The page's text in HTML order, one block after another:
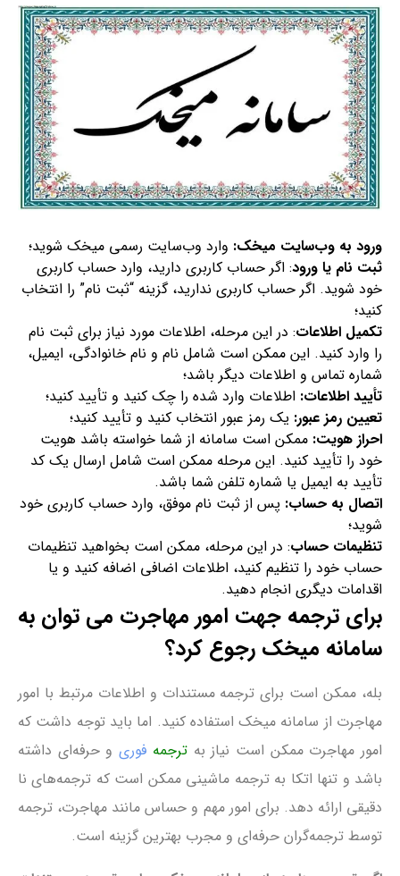
ورود به وب‌سایت میخک: وارد وب‌سایت رسمی میخک شوید؛
ثبت نام یا ورود: اگر حساب کاربری دارید، وارد حساب کاربری
خود شوید. اگر حساب کاربری ندارید، گزینه “ثبت نام” را انتخاب
کنید؛
تکمیل اطلاعات: در این مرحله، اطلاعات مورد نیاز برای ثبت نام
را وارد کنید. این ممکن است شامل نام و نام خانوادگی، ایمیل،
شماره تماس و اطلاعات دیگر باشد؛
تأیید اطلاعات: اطلاعات وارد شده را چک کنید و تأیید کنید؛
تعیین رمز عبور: یک رمز عبور انتخاب کنید و تأیید کنید؛
احراز هویت: ممکن است سامانه از شما خواسته باشد هویت
خود را تأیید کنید. این مرحله ممکن است شامل ارسال یک کد
تأیید به ایمیل یا شماره تلفن شما باشد.
اتصال به حساب: پس از ثبت نام موفق، وارد حساب کاربری خود
شوید؛
تنظیمات حساب: در این مرحله، ممکن است بخواهید تنظیمات
حساب خود را تنظیم کنید، اطلاعات اضافی اضافه کنید و یا
اقدامات دیگری انجام دهید.
برای ترجمه جهت امور مهاجرت می توان به
سامانه میخک رجوع کرد؟
بله، ممکن است برای ترجمه مستندات و اطلاعات مرتبط با امور
مهاجرت از سامانه میخک استفاده کنید. اما باید توجه داشت که
امور مهاجرت ممکن است نیاز بهترجمه فوریو حرفه‌ای داشته
باشد و تنها اتکا به ترجمه ماشینی ممکن است که ترجمه‌های نا
دقیقی ارائه دهد. برای امور مهم و حساس مانند مهاجرت، ترجمه
توسط ترجمه‌گران حرفه‌ای و مجرب بهترین گزینه است.